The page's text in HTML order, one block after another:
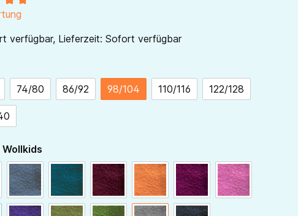
Bewertung von 5 von 5 Sternen
verfügbar, Lieferzeit: Sofort verfügbar
74/80 86/92 98/104 110/116 122/128
auswählen
blaugrau dunkelpetrolbordeauxhellorangebeere himbeer